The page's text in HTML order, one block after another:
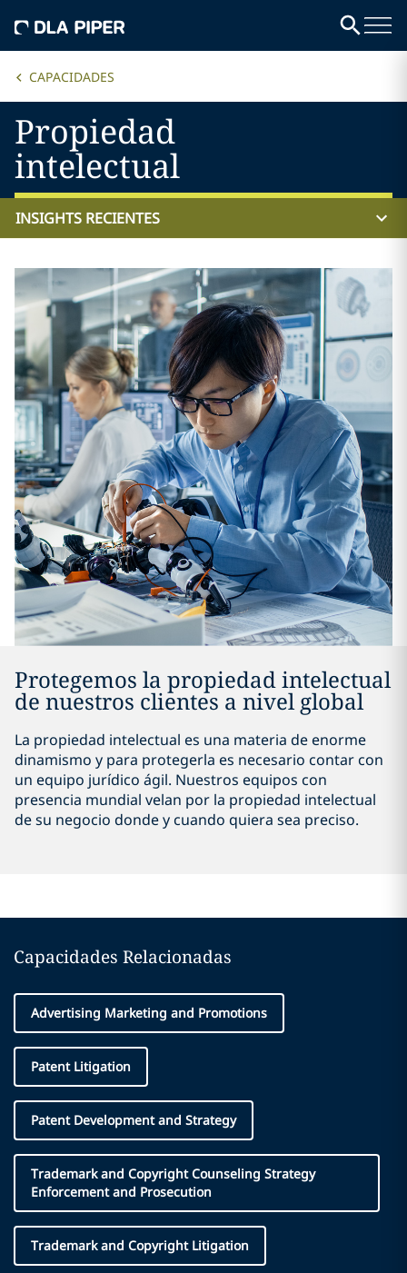
CAPACIDADES
Propiedad
intelectual
INSIGHTS RECIENTES
Protegemos la propiedad intelectual
de nuestros clientes a nivel global
La propiedad intelectual es una materia de enorme
dinamismo y para protegerla es necesario contar con
un equipo jurídico ágil. Nuestros equipos con
presencia mundial velan por la propiedad intelectual
de su negocio donde y cuando quiera sea preciso.
Capacidades Relacionadas
Advertising Marketing and Promotions
Patent Litigation
Patent Development and Strategy
Trademark and Copyright Counseling Strategy
Enforcement and Prosecution
Trademark and Copyright Litigation